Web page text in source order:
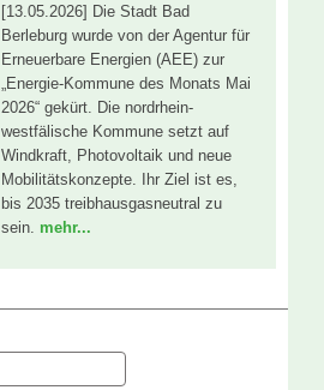
[13.05.2026] Die Stadt Bad
Berleburg wurde von der Agentur für
Erneuerbare Energien (AEE) zur
„Energie-Kommune des Monats Mai
2026“ gekürt. Die nordrhein-
westfälische Kommune setzt auf
Windkraft, Photovoltaik und neue
Mobilitätskonzepte. Ihr Ziel ist es,
bis 2035 treibhausgasneutral zu
sein. mehr...